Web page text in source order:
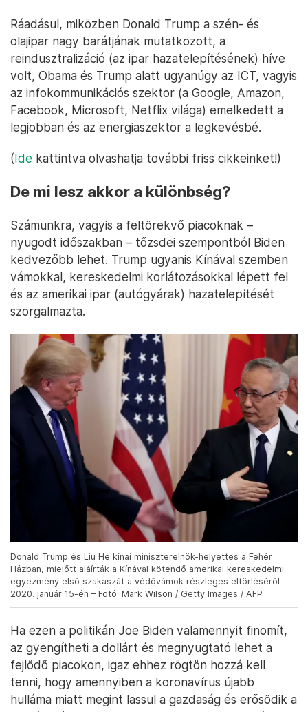
Ráadásul, miközben Donald Trump a szén- és
olajipar nagy barátjának mutatkozott, a
reindusztralizáció (az ipar hazatelepítésének) híve
volt, Obama és Trump alatt ugyanúgy az ICT, vagyis
az infokommunikációs szektor (a Google, Amazon,
Facebook, Microsoft, Netflix világa) emelkedett a
legjobban és az energiaszektor a legkevésbé.
(Ide kattintva olvashatja további friss cikkeinket!)
De mi lesz akkor a különbség?
Számunkra, vagyis a feltörekvő piacoknak –
nyugodt időszakban – tőzsdei szempontból Biden
kedvezőbb lehet. Trump ugyanis Kínával szemben
vámokkal, kereskedelmi korlátozásokkal lépett fel
és az amerikai ipar (autógyárak) hazatelepítését
szorgalmazta.
Donald Trump és Liu He kínai miniszterelnök-helyettes a Fehér
Házban, mielőtt aláírták a Kínával kötendő amerikai kereskedelmi
egyezmény első szakaszát a védővámok részleges eltörléséről
2020. január 15-én – Fotó: Mark Wilson / Getty Images / AFP
Ha ezen a politikán Joe Biden valamennyit finomít,
az gyengítheti a dollárt és megnyugtató lehet a
fejlődő piacokon, igaz ehhez rögtön hozzá kell
tenni, hogy amennyiben a koronavírus újabb
hulláma miatt megint lassul a gazdaság és erősödik a